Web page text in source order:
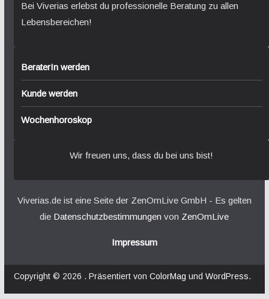
Bei Viverias erlebst du professionelle Beratung zu allen
Lebensbereichen!
BeraterIn werden
Kunde werden
Wochenhoroskop
Wir freuen uns, dass du bei uns bist!
Viverias.de ist eine Seite der ZenOmLive GmbH - Es gelten
die Datenschutzbestimmungen von ZenOmLive
Impressum
Copyright © 2026 . Präsentiert von ColorMag und WordPress.